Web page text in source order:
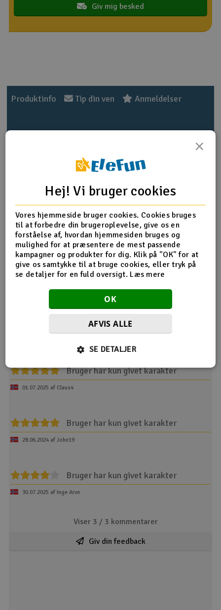
Værktøj, udstyr og tilbehør
Gavekort
Giv mig besked
Produktinfo Tip din ven Anmeldelser
Hitec HS-55 fortsætter Hitec-traditionen med
konstrueret til at levere langvarig problemfri service. HS-
55 er det perfekte valg til enhver mikroapplikation fra
indendørs R / C og håndlanceringsflyveflyvning til ultra små
elektriske Park- og Yard-flyers, Speed 400 og 1 / 2A-
drevne fly
PS! Produktteksten er maskineoversat fra norsk.
Moment 4,8/6,0 v: 1,1/1,3 kg.
Hastighed 4,8/6,0 v: 0,17/0,14 sekund
Størrelse: 23 x 12 x 24 mm
Produktanmeldelser
Bruger har kun givet karakter
01.07.2025 af Claus4
Bruger har kun givet karakter
28.06.2024 af John19
Bruger har kun givet karakter
30.07.2025 af Inge Arve
Viser 3 / 3 kommentarer
Giv din feedback
×
Hej! Vi bruger cookies
Vores hjemmeside bruger cookies. Cookies bruges
til at forbedre din brugeroplevelse, give os en
forståelse af, hvordan hjemmesiden bruges og
mulighed for at præsentere de mest passende
kampagner og produkter for dig. Klik på "OK" for at
give os samtykke til at bruge cookies, eller tryk på
se detaljer for en fuld oversigt. Læs mere
OK
AFVIS ALLE
SE DETALJER